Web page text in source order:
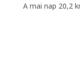
A mai nap 20,2